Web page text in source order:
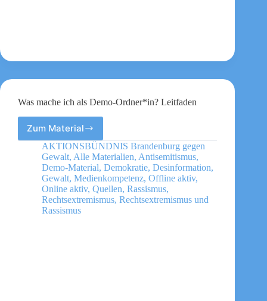
Was mache ich als Demo-Ordner*in? Leitfaden
Zum Material
Was
mache
ich
als
Demo-
Ordner*in?
Leitfaden
AKTIONSBÜNDNIS Brandenburg gegen
Gewalt, Alle Materialien, Antisemitismus,
Demo-Material, Demokratie, Desinformation,
Gewalt, Medienkompetenz, Offline aktiv,
Online aktiv, Quellen, Rassismus,
Rechtsextremismus, Rechtsextremismus und
Rassismus